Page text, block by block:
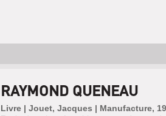
RAYMOND QUENEAU
Livre | Jouet, Jacques | Manufacture,